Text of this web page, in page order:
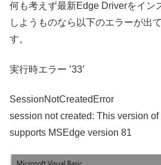
何も考えず最新Edge Driverをイン
しようものなら以下のエラーが出
す。
実行時エラー ’33’
SessionNotCreatedError
session not created: This version
supports MSEdge version 81